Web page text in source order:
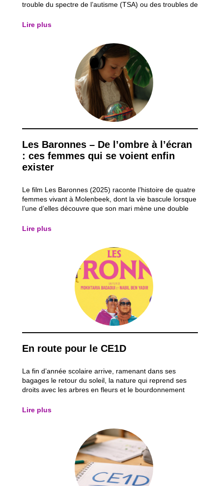
trouble du spectre de l’autisme (TSA) ou des troubles de
la dyspraxie (gestes). Même s’il existe des aides et des
Lire plus
Les Baronnes – De l’ombre à l’écran
: ces femmes qui se voient enfin
exister
Le film Les Baronnes (2025) raconte l’histoire de quatre
femmes vivant à Molenbeek, dont la vie bascule lorsque
l’une d’elles découvre que son mari mène une double
reprendre le contrôle de sa vie en réalisant un rêve
Lire plus
En route pour le CE1D
La fin d’année scolaire arrive, ramenant dans ses
bagages le retour du soleil, la nature qui reprend ses
droits avec les arbres en fleurs et le bourdonnement
qui donne un avant-goût de vacances… mais qui, pour
Lire plus